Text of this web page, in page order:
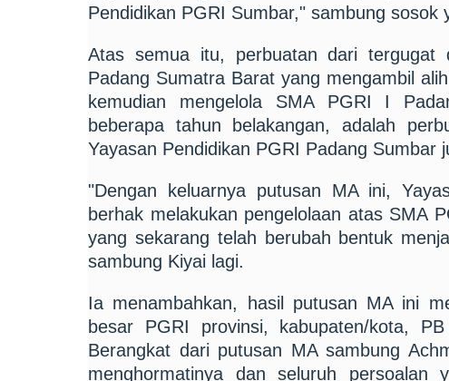
Pendidikan PGRI Sumbar," sambung sosok
Atas semua itu, perbuatan dari tergugat
Padang Sumatra Barat yang mengambil
kemudian mengelola SMA PGRI I
beberapa tahun belakangan, adalah
Yayasan Pendidikan PGRI Padang Sumbar
"Dengan keluarnya putusan MA ini,
berhak melakukan pengelolaan atas SMA
yang sekarang telah berubah bentuk
sambung Kiyai lagi.
Ia menambahkan, hasil putusan MA ini
besar PGRI provinsi, kabupaten/kota,
Berangkat dari putusan MA sambung
menghormatinya dan seluruh